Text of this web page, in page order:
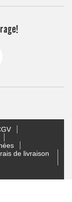
de livraison